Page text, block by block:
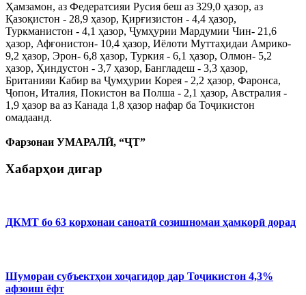
Ҳамзамон, аз Федератсияи Русия беш аз 329,0 ҳазор, аз
Қазоқистон - 28,9 ҳазор, Қирғизистон - 4,4 ҳазор,
Туркманистон - 4,1 ҳазор, Ҷумҳурии Мардумии Чин- 21,6
ҳазор, Афғонистон- 10,4 ҳазор, Иёлоти Муттаҳидаи Амрико-
9,2 ҳазор, Эрон- 6,8 ҳазор, Туркия - 6,1 ҳазор, Олмон- 5,2
ҳазор, Ҳиндустон - 3,7 ҳазор, Бангладеш - 3,3 ҳазор,
Британияи Кабир ва Ҷумҳурии Корея - 2,2 ҳазор, Фаронса,
Ҷопон, Италия, Покистон ва Полша - 2,1 ҳазор, Австралия -
1,9 ҳазор ва аз Канада 1,8 ҳазор нафар ба Тоҷикистон
омадаанд.
Фарзонаи УМАРАЛӢ, “ҶТ”
Хабарҳои дигар
ДКМТ бо 63 корхонаи саноатӣ созишномаи ҳамкорӣ дорад
Шумораи субъектҳои хоҷагидор дар Тоҷикистон 4,3%
афзоиш ёфт